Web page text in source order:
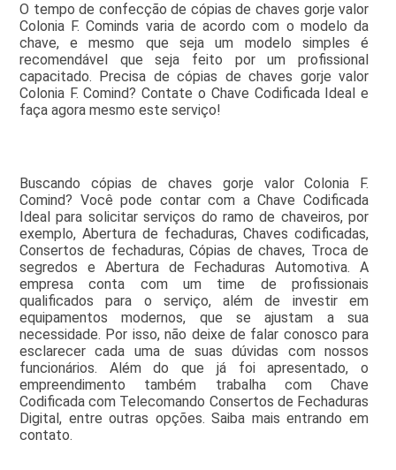
O tempo de confecção de cópias de chaves gorje valor
Colonia F. Cominds varia de acordo com o modelo da
chave, e mesmo que seja um modelo simples é
recomendável que seja feito por um profissional
capacitado. Precisa de cópias de chaves gorje valor
Colonia F. Comind? Contate o Chave Codificada Ideal e
faça agora mesmo este serviço!
Buscando cópias de chaves gorje valor Colonia F.
Comind? Você pode contar com a Chave Codificada
Ideal para solicitar serviços do ramo de chaveiros, por
exemplo, Abertura de fechaduras, Chaves codificadas,
Consertos de fechaduras, Cópias de chaves, Troca de
segredos e Abertura de Fechaduras Automotiva. A
empresa conta com um time de profissionais
qualificados para o serviço, além de investir em
equipamentos modernos, que se ajustam a sua
necessidade. Por isso, não deixe de falar conosco para
esclarecer cada uma de suas dúvidas com nossos
funcionários. Além do que já foi apresentado, o
empreendimento também trabalha com Chave
Codificada com Telecomando Consertos de Fechaduras
Digital, entre outras opções. Saiba mais entrando em
contato.